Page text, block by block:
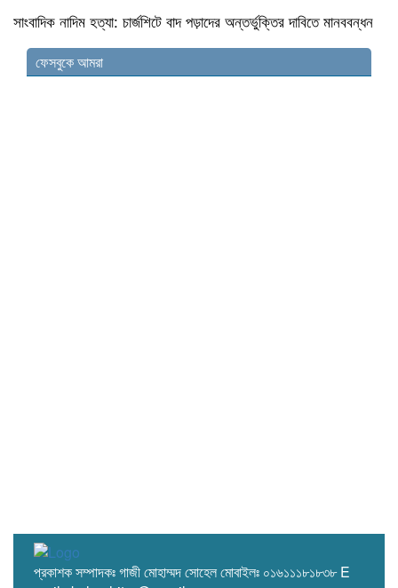
সাংবাদিক নাদিম হত্যা: চার্জশিটে বাদ পড়াদের অন্তর্ভুক্তির দাবিতে মানববন্ধন
ফেসবুকে আমরা
প্রকাশক সম্পাদকঃ গাজী মোহাম্মদ সোহেল মোবাইলঃ ০১৬১১১৮১৮৩৮ E